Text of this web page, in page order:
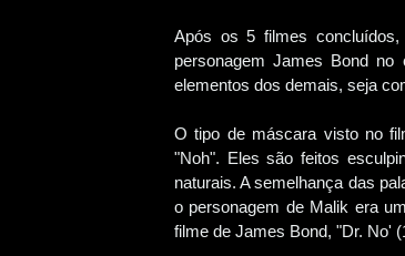
Após os 5 filmes
personagem James Bond
elementos dos demais, seja
O tipo de máscara visto no
"Noh". Eles são feitos
naturais. A semelhança das
o personagem de Malik era
filme de James Bond, "Dr. No'